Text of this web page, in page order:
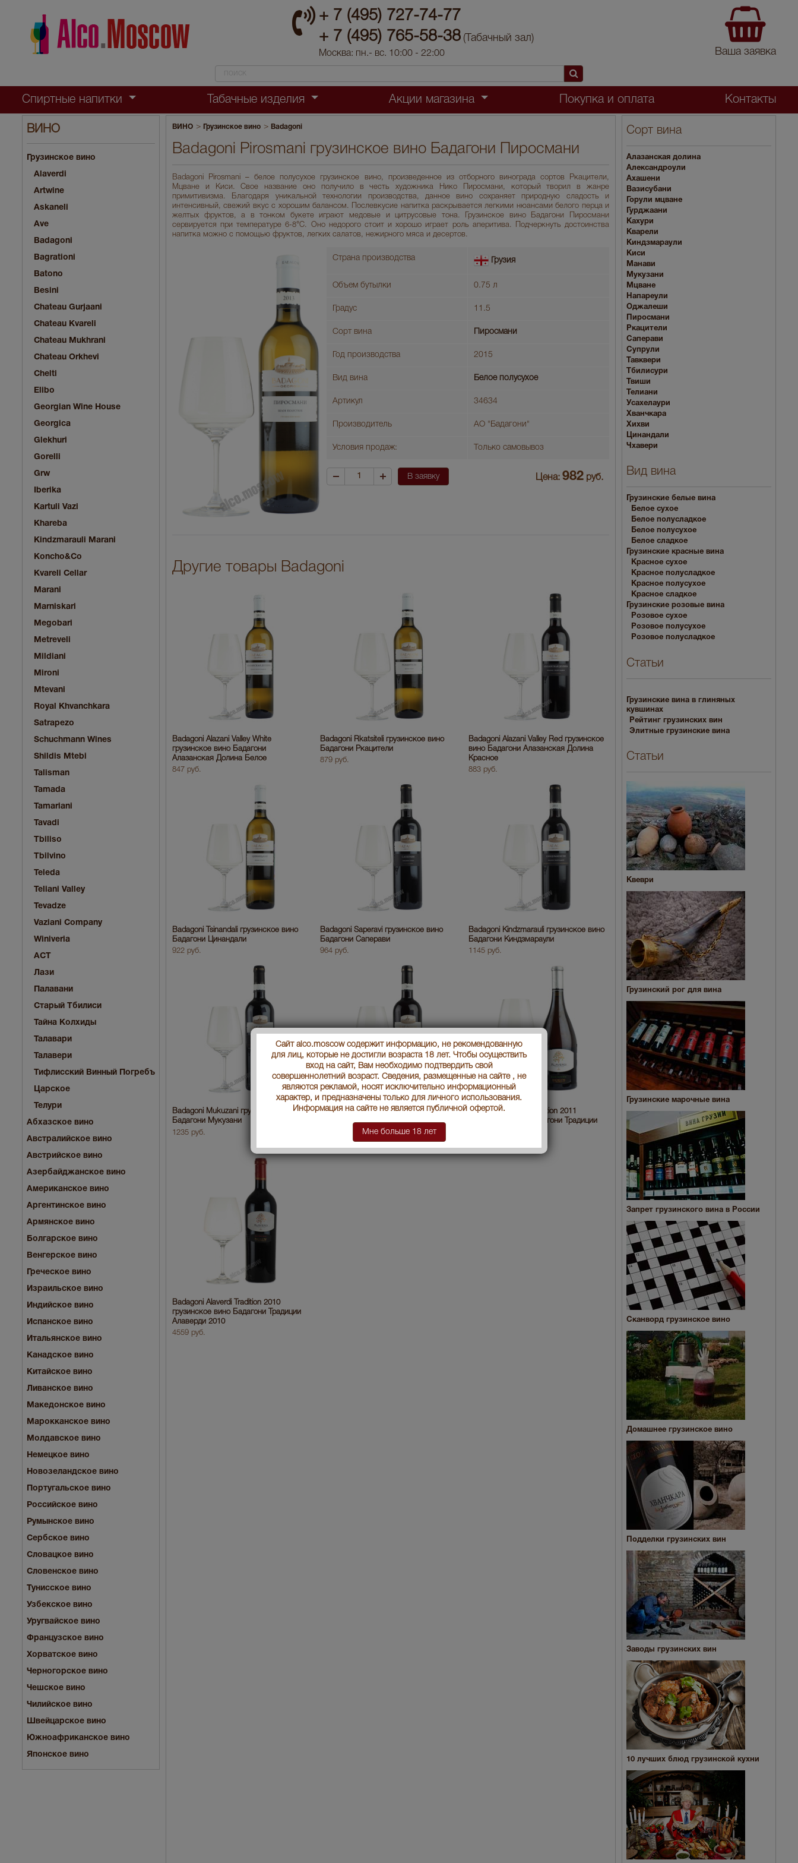
+ 7 (495) 727-74-77
+ 7 (495) 765-58-38 (Табачный зал)
Москва: пн.- вс. 10:00 - 22:00 Ваша заявка
Спиртные напитки Табачные изделия Акции магазина Покупка и оплата Контакты
ВИНО
Грузинское вино
Alaverdi
Artwine
Askaneli
Ave
Badagoni
Bagrationi
Batono
Besini
Chateau Gurjaani
Chateau Kvareli
Chateau Mukhrani
Chateau Orkhevi
Chelti
Elibo
Georgian Wine House
Georgica
Glekhuri
Gorelli
Grw
Iberika
Kartuli Vazi
Khareba
Kindzmarauli Marani
Koncho&Co
Kvareli Cellar
Marani
Marniskari
Megobari
Metreveli
Mildiani
Mironi
Mtevani
Royal Khvanchkara
Satrapezo
Schuchmann Wines
Shildis Mtebi
Talisman
Tamada
Tamariani
Tavadi
Tbiliso
Tbilvino
Teleda
Teliani Valley
Tevadze
Vaziani Company
Winiveria
АСТ
Лази
Палавани
Старый Тбилиси
Тайна Колхиды
Талавари
Талавери
Тифлисский Винный Погребъ
Царское
Телури
Абхазское вино
Австралийское вино
Австрийское вино
Азербайджанское вино
Американское вино
Аргентинское вино
Армянское вино
Болгарское вино
Венгерское вино
Греческое вино
Израильское вино
Индийское вино
Испанское вино
Итальянское вино
Канадское вино
Китайское вино
Ливанское вино
Македонское вино
Марокканское вино
Молдавское вино
Немецкое вино
Новозеландское вино
Португальское вино
Российское вино
Румынское вино
Сербское вино
Словацкое вино
Словенское вино
Тунисское вино
Узбекское вино
Уругвайское вино
Французское вино
Хорватское вино
Черногорское вино
Чешское вино
Чилийское вино
Швейцарское вино
Южноафриканское вино
Японское вино
ВИНО > Грузинское вино > Badagoni
Badagoni Pirosmani грузинское вино Бадагони Пиросмани
Badagoni Pirosmani – белое полусухое грузинское вино, произведенное из отборного винограда сортов Ркацители,
Мцване и Киси. Свое название оно получило в честь художника Нико Пиросмани, который творил в жанре
примитивизма. Благодаря уникальной технологии производства, данное вино сохраняет природную сладость и
интенсивный, свежий вкус с хорошим балансом. Послевкусие напитка раскрывается легкими нюансами белого перца и
желтых фруктов, а в тонком букете играют медовые и цитрусовые тона. Грузинское вино Бадагони Пиросмани
сервируется при температуре 6-8°С. Оно недорого стоит и хорошо играет роль аперитива. Подчеркнуть достоинства
напитка можно с помощью фруктов, легких салатов, нежирного мяса и десертов.
Страна производства Грузия
Объем бутылки 0.75 л
Градус 11.5
Сорт вина Пиросмани
Год производства 2015
Вид вина Белое полусухое
Артикул 34634
Производитель АО "Бадагони"
Условия продаж: Только самовывоз
В заявку Цена: 982 руб.
Другие товары Badagoni
Badagoni Alazani Valley White
грузинское вино Бадагони
Алазанская Долина Белое
847 руб.
Badagoni Rkatsiteli грузинское вино
Бадагони Ркацители
879 руб.
Badagoni Alazani Valley Red грузинское
вино Бадагони Алазанская Долина
Красное
883 руб.
Badagoni Tsinandali грузинское вино
Бадагони Цинандали
922 руб.
Badagoni Saperavi грузинское вино
Бадагони Саперави
964 руб.
Badagoni Kindzmarauli грузинское вино
Бадагони Киндзмараули
1145 руб.
Badagoni Mukuzani грузинское вино
Бадагони Мукузани
1235 руб.
Badagoni Khvanchkara грузинское
вино Бадагони Хванчкара
Badagoni Alaverdi Tradition 2011
грузинское вино Бадагони Традиции
Badagoni Alaverdi Tradition 2010
грузинское вино Бадагони Традиции
Алаверди 2010
4559 руб.
Сорт вина
Алазанская долина
Александроули
Ахашени
Вазисубани
Горули мцване
Гурджаани
Кахури
Кварели
Киндзмараули
Киси
Манави
Мукузани
Мцване
Напареули
Оджалеши
Пиросмани
Ркацители
Саперави
Супрули
Тавквери
Тбилисури
Твиши
Телиани
Усахелаури
Хванчкара
Хихви
Цинандали
Чхавери
Вид вина
Грузинские белые вина
Белое сухое
Белое полусладкое
Белое полусухое
Белое сладкое
Грузинские красные вина
Красное сухое
Красное полусладкое
Красное полусухое
Красное сладкое
Грузинские розовые вина
Розовое сухое
Розовое полусухое
Розовое полусладкое
Статьи
Грузинские вина в глиняных
кувшинах
Рейтинг грузинских вин
Элитные грузинские вина
Статьи
Квеври
Грузинский рог для вина
Грузинские марочные вина
Запрет грузинского вина в России
Сканворд грузинское вино
Домашнее грузинское вино
Подделки грузинских вин
Заводы грузинских вин
10 лучших блюд грузинской кухни
Сайт alco.moscow содержит информацию, не рекомендованную
для лиц, которые не достигли возраста 18 лет. Чтобы осуществить
вход на сайт, Вам необходимо подтвердить свой
совершеннолетний возраст. Сведения, размещенные на сайте , не
являются рекламой, носят исключительно информационный
характер, и предназначены только для личного использования.
Информация на сайте не является публичной офертой.
Мне больше 18 лет